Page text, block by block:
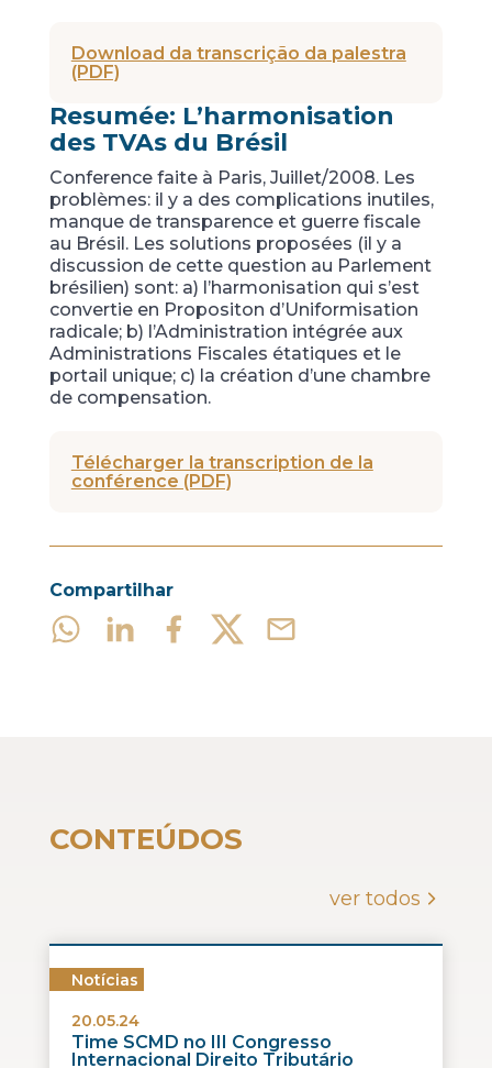
Download da transcrição da palestra
(PDF)
Resumée: L’harmonisation
des TVAs du Brésil
Conference faite à Paris, Juillet/2008. Les
problèmes: il y a des complications inutiles,
manque de transparence et guerre fiscale
au Brésil. Les solutions proposées (il y a
discussion de cette question au Parlement
brésilien) sont: a) l’harmonisation qui s’est
convertie en Propositon d’Uniformisation
radicale; b) l’Administration intégrée aux
Administrations Fiscales étatiques et le
portail unique; c) la création d’une chambre
de compensation.
Télécharger la transcription de la
conférence (PDF)
Compartilhar
CONTEÚDOS
ver todos
Notícias
20.05.24
Time SCMD no III Congresso
Internacional Direito Tributário